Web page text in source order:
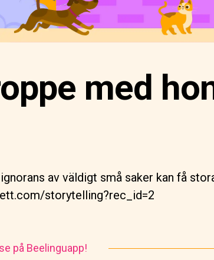
med
av väldigt små saker kan få
storytelling?rec_id=2
på Beelinguapp!